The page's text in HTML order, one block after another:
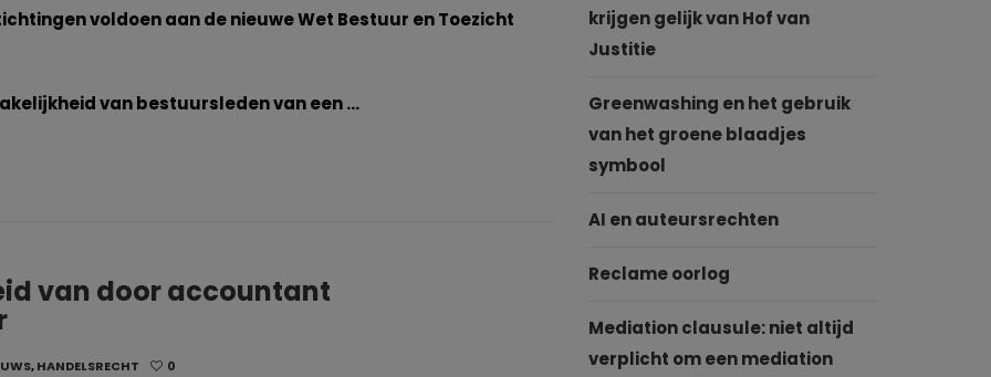
voldoen aan de nieuwe Wet Bestuur en Toezicht
van bestuursleden van een …
van door accountant
,HANDELSRECHT 0
krijgen gelijk van Hof van
Justitie
Greenwashing en het gebruik
van het groene blaadjes
symbool
AI en auteursrechten
Reclame oorlog
Mediation clausule: niet altijd
verplicht om een mediation